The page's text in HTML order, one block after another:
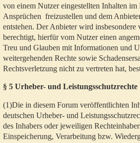
von einem Nutzer eingestellten Inhalten
Ansprüchen freizustellen und dem
entstehen. Der Anbieter wird
berechtigt, hierfür vom Nutzer einen
Treu und Glauben mit Informationen und
weitergehenden Rechte sowie
Rechtsverletzung nicht zu vertreten hat,
§ 5 Urheber- und Leistungsschutzrechte
(1)Die in diesem Forum veröffentlichten
deutschen Urheber- und
des Inhabers oder jeweiligen
Einspeicherung, Verarbeitung bzw.